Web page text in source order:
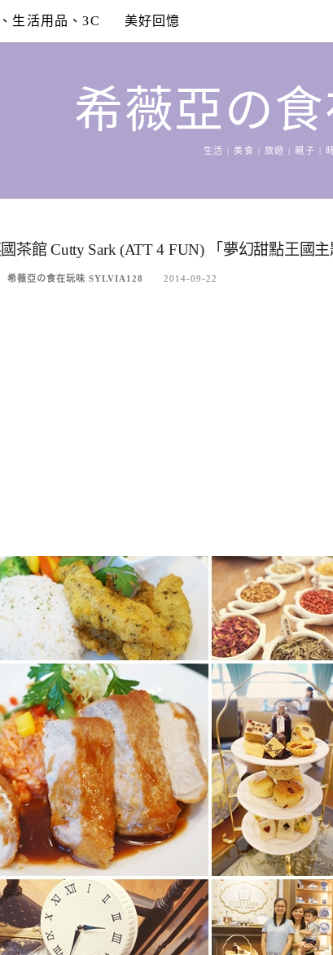
生活用品、3C 美好回憶
希薇亞の
生活 | 美食 | 旅遊 | 親子 |
茶館 Cutty Sark (ATT 4 FUN) 「夢幻甜點王國主
希薇亞の食在玩味 SYLVIA128 2014-09-22